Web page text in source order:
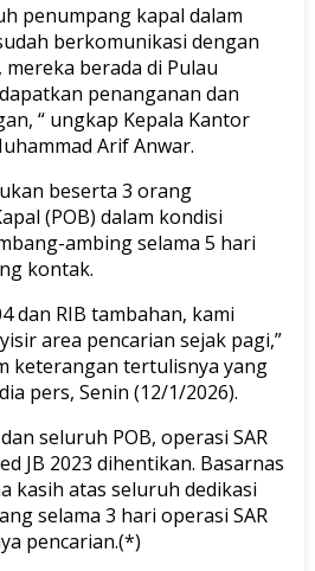
penumpang kapal dalam
berkomunikasi dengan
berada di Pulau
penanganan dan
“ ungkap Kepala Kantor
Arif Anwar.
beserta 3 orang
(POB) dalam kondisi
ambing selama 5 hari
kontak.
dan RIB tambahan, kami
area pencarian sejak pagi,”
keterangan tertulisnya yang
pers, Senin (12/1/2026).
seluruh POB, operasi SAR
JB 2023 dihentikan. Basarnas
kasih atas seluruh dedikasi
selama 3 hari operasi SAR
pencarian.(*)